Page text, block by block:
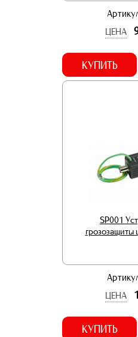
ЦЕНА
КУПИТЬ
SP001
грозозащиты
ЦЕНА
КУПИТЬ